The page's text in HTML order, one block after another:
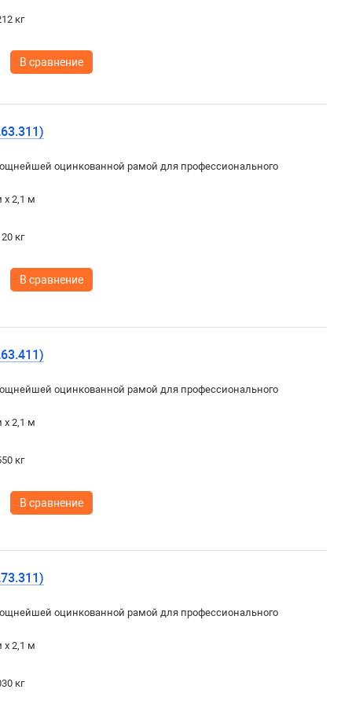
кг
В сравнение
оцинкованной рамой для профессионального
х 2,1 м
кг
В сравнение
оцинкованной рамой для профессионального
х 2,1 м
кг
В сравнение
оцинкованной рамой для профессионального
х 2,1 м
кг